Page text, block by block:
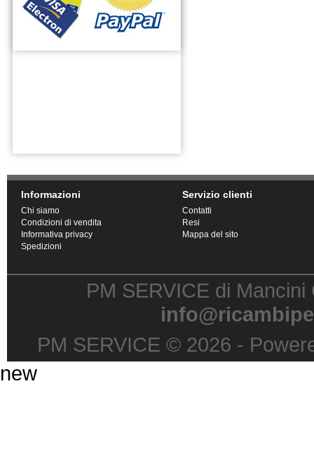
Informazioni
Chi siamo
Condizioni di vendita
Informativa privacy
Spedizioni
Servizio clienti
Contatti
Resi
Mappa del sito
PM SERVICE di
PM SERVICE © 2026 -
new